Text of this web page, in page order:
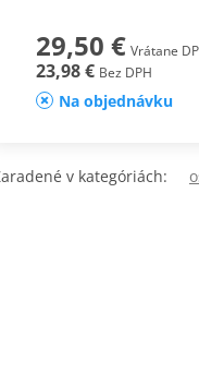
29,50 € Vrátane
23,98 € Bez DPH
Na objednávku
v kategóriách: